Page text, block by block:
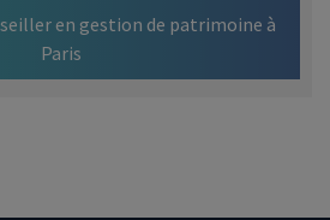
en gestion de patrimoine à
Paris